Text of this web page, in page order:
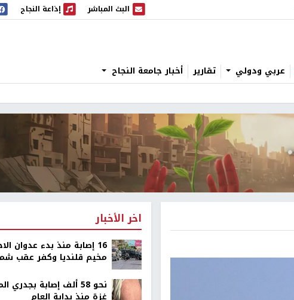
البث المباشر
البث المباشر إذاعة النجاح
إذاعة النجاح
عربي ودولي تقارير أخبار جامعة النجاح
اخر الأخبار
16 إصابة منذ بدء عدوان
مخيم قلنديا وكفر عقب
نحو 58 ألف إصابة
غزة منذ بداية العام